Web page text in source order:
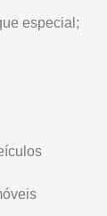
especial;